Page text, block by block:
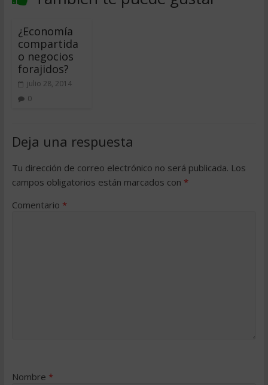
¿Economía
compartida
o negocios
forajidos?
julio 28, 2014
0
Deja una respuesta
Tu dirección de correo electrónico no será publicada. Los
campos obligatorios están marcados con *
Comentario *
Nombre *